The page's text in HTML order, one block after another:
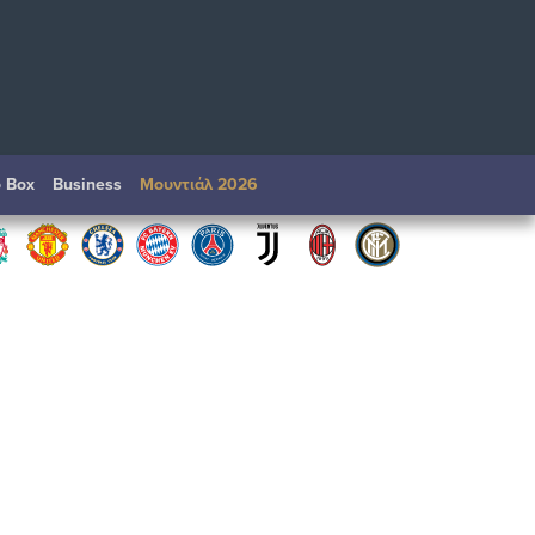
Box Βusiness Μουντιάλ 2026